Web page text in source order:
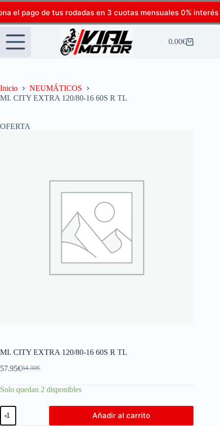
el pago de tus rodadas en 3 cuotas mensuales 0% interés
0.00€
Inicio
NEUMÁTICOS
MI. CITY EXTRA 120/80-16 60S R TL
OFERTA
MI. CITY EXTRA 120/80-16 60S R TL
64.30€
57.95€
Solo quedan 2 disponibles
Añadir al carrito